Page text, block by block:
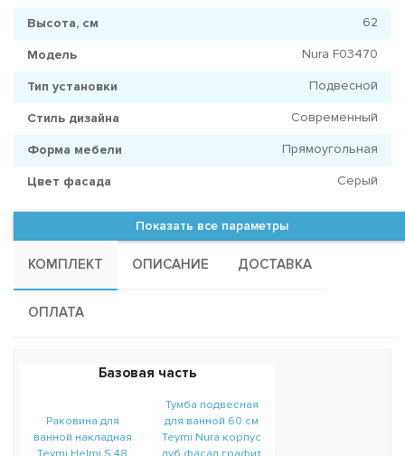
Высота, см 62
Модель Nura F03470
Тип установки Подвесной
Стиль дизайна Современный
Форма мебели Прямоугольная
Цвет фасада Серый
Показать все параметры
КОМПЛЕКТ ОПИСАНИЕ ДОСТАВКА
ОПЛАТА
Базовая часть
Раковина для
ванной накладная
Teymi Helmi S 48
Тумба подвесная
для ванной 60 см
Teymi Nura корпус
дуб фасад графит